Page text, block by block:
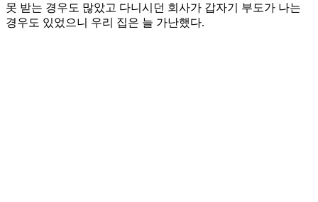
못 받는 경우도 많았고 다니시던 회사가 갑자기 부도가 나는
경우도 있었으니 우리 집은 늘 가난했다.